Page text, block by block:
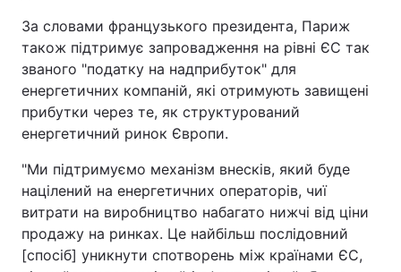
За словами французького президента, Париж
також підтримує запровадження на рівні ЄС так
званого "податку на надприбуток" для
енергетичних компаній, які отримують завищені
прибутки через те, як структурований
енергетичний ринок Європи.
"Ми підтримуємо механізм внесків, який буде
націлений на енергетичних операторів, чиї
витрати на виробництво набагато нижчі від ціни
продажу на ринках. Це найбільш послідовний
[спосіб] уникнути спотворень між країнами ЄС,